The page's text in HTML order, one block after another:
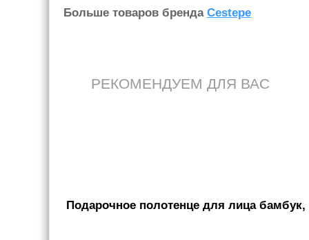
Больше товаров бренда Cestepe
РЕКОМЕНДУЕМ ДЛЯ ВАС
Подарочное полотенце для лица бамбук,